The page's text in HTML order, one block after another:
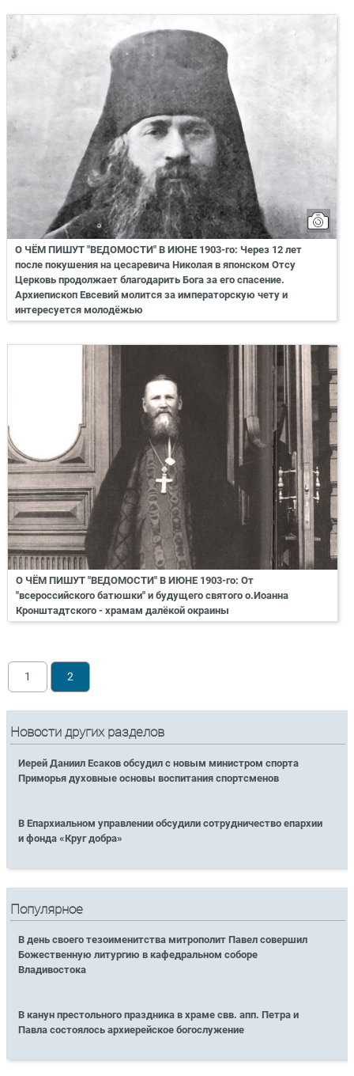
О ЧЁМ ПИШУТ "ВЕДОМОСТИ" В ИЮНЕ 1903-го: Через 12 лет
после покушения на цесаревича Николая в японском Отсу
Церковь продолжает благодарить Бога за его спасение.
Архиепископ Евсевий молится за императорскую чету и
интересуется молодёжью
О ЧЁМ ПИШУТ "ВЕДОМОСТИ" В ИЮНЕ 1903-го: От
"всероссийского батюшки" и будущего святого о.Иоанна
Кронштадтского - храмам далёкой окраины
1 2
Новости других разделов
Иерей Даниил Есаков обсудил с новым министром спорта
Приморья духовные основы воспитания спортсменов
В Епархиальном управлении обсудили сотрудничество епархии
и фонда «Круг добра»
Популярное
В день своего тезоименитства митрополит Павел совершил
Божественную литургию в кафедральном соборе
Владивостока
В канун престольного праздника в храме свв. апп. Петра и
Павла состоялось архиерейское богослужение